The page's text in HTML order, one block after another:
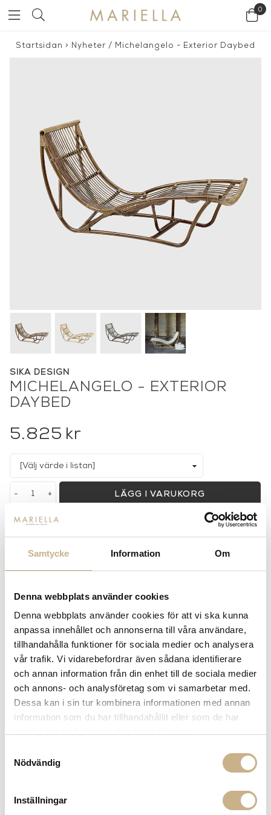
Samtycke Information Om
Denna webbplats använder cookies
Denna webbplats använder cookies för att vi ska kunna
anpassa innehållet och annonserna till våra användare,
tillhandahålla funktioner för sociala medier och analysera
vår trafik. Vi vidarebefordrar även sådana identifierare
och annan information från din enhet till de sociala medier
och annons- och analysföretag som vi samarbetar med.
Dessa kan i sin tur kombinera informationen med annan
information som du har tillhandahållit eller som de har
Nödvändig
Inställningar
0
Startsidan > Nyheter / Michelangelo - Exterior Daybed
SIKA DESIGN
MICHELANGELO - EXTERIOR
DAYBED
5.825 kr
+
- LÄGG I VARUKORG
Lagerstatus:
Leverans inom 3-5 arbetsdagar på lagervaror
Få10% välkomstrabatt
Fri frakt på mindra varor vid köp över 1000:-
BESKRIVNING